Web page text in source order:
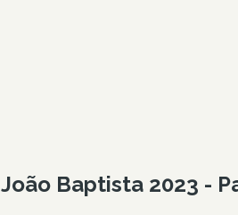
Baptista 2023 -